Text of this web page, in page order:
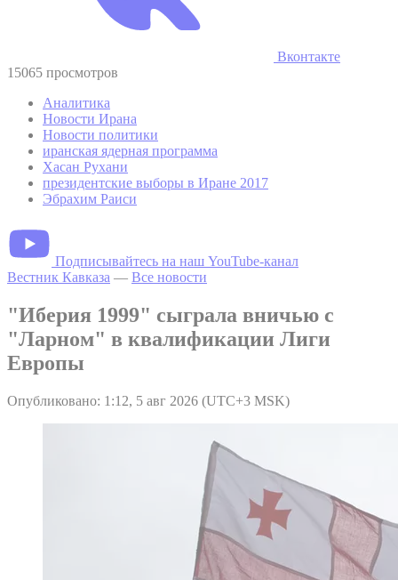
Вконтакте
15065 просмотров
Аналитика
Новости Ирана
Новости политики
иранская ядерная программа
Хасан Рухани
президентские выборы в Иране 2017
Эбрахим Раиси
Подписывайтесь на наш YouTube-канал
Вестник Кавказа — Все новости
"Иберия 1999" сыграла вничью с
"Ларном" в квалификации Лиги
Европы
Опубликовано: 1:12, 5 авг 2026 (UTC+3 MSK)